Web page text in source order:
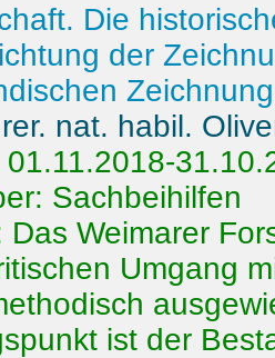
Die
der
nat. habil.
01.11.2018-
Sachbeihilfen
Das Weimarer
Umgang
ist der